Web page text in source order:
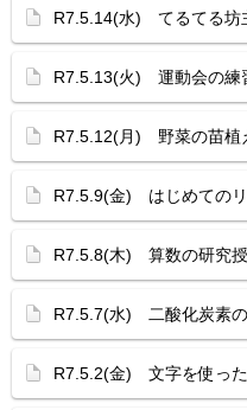
R7.5.14(水) てるてる坊
R7.5.13(火) 運動会の練
R7.5.12(月) 野菜の苗植
R7.5.9(金) はじめての
R7.5.8(木) 算数の研究
R7.5.7(水) 二酸化炭素
R7.5.2(金) 文字を使っ